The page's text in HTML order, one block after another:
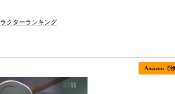
クターランキング
Amazon で